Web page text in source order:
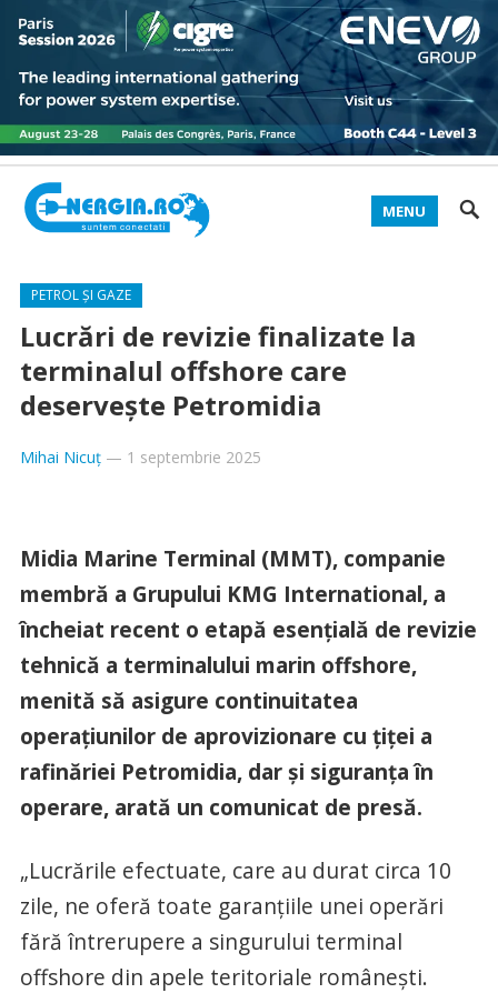
MENU
PETROL ȘI GAZE
Lucrări de revizie finalizate la
terminalul offshore care
deservește Petromidia
Mihai Nicuț— 1 septembrie 2025
Midia Marine Terminal (MMT), companie
membră a Grupului KMG International, a
încheiat recent o etapă esențială de revizie
tehnică a terminalului marin offshore,
menită să asigure continuitatea
operațiunilor de aprovizionare cu țiței a
rafinăriei Petromidia, dar și siguranța în
operare, arată un comunicat de presă.
„Lucrările efectuate, care au durat circa 10
zile, ne oferă toate garanțiile unei operări
fără întrerupere a singurului terminal
offshore din apele teritoriale românești.